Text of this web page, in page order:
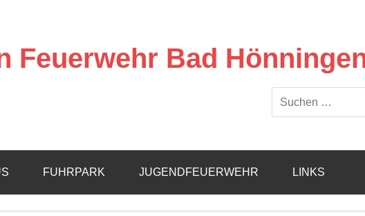
Feuerwehr Bad
FUHRPARK JUGENDFEUERWEHR LINKS